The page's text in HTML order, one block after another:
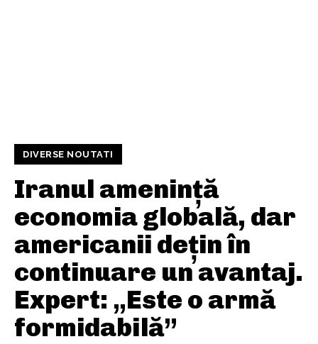
DIVERSE NOUTATI
Iranul amenință
economia globală, dar
americanii dețin în
continuare un avantaj.
Expert: „Este o armă
formidabilă”